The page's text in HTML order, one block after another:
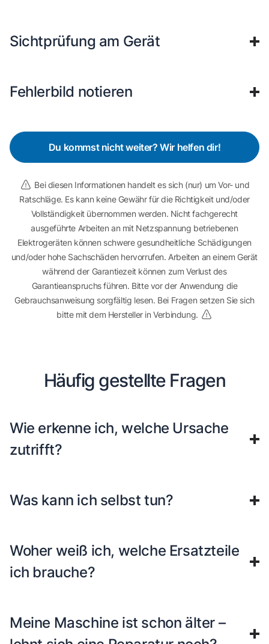
Sichtprüfung am Gerät
Fehlerbild notieren
Du kommst nicht weiter? Wir helfen dir!
Bei diesen Informationen handelt es sich (nur) um Vor- und
Ratschläge. Es kann keine Gewähr für die Richtigkeit und/oder
Vollständigkeit übernommen werden. Nicht fachgerecht
ausgeführte Arbeiten an mit Netzspannung betriebenen
Elektrogeräten können schwere gesundheitliche Schädigungen
und/oder hohe Sachschäden hervorrufen. Arbeiten an einem Gerät
während der Garantiezeit können zum Verlust des
Garantieanspruchs führen. Bitte vor der Anwendung die
Gebrauchsanweisung sorgfältig lesen. Bei Fragen setzen Sie sich
bitte mit dem Hersteller in Verbindung.
Häufig gestellte Fragen
Wie erkenne ich, welche Ursache
zutrifft?
Was kann ich selbst tun?
Woher weiß ich, welche Ersatzteile
ich brauche?
Meine Maschine ist schon älter –